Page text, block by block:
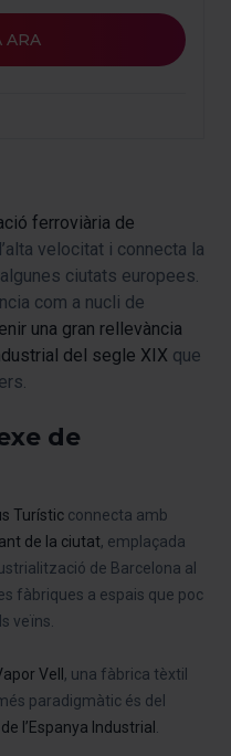
ARA
ferroviària de
velocitat i connecta la
ciutats europees.
com a nucli de
una gran rellevància
del segle XIX que
de
Turístic connecta amb
de la ciutat, emplaçada
de Barcelona al
fàbriques a espais que poc
veïns.
Vell , una fàbrica tèxtil
paradigmàtic és del
l’Espanya Industrial